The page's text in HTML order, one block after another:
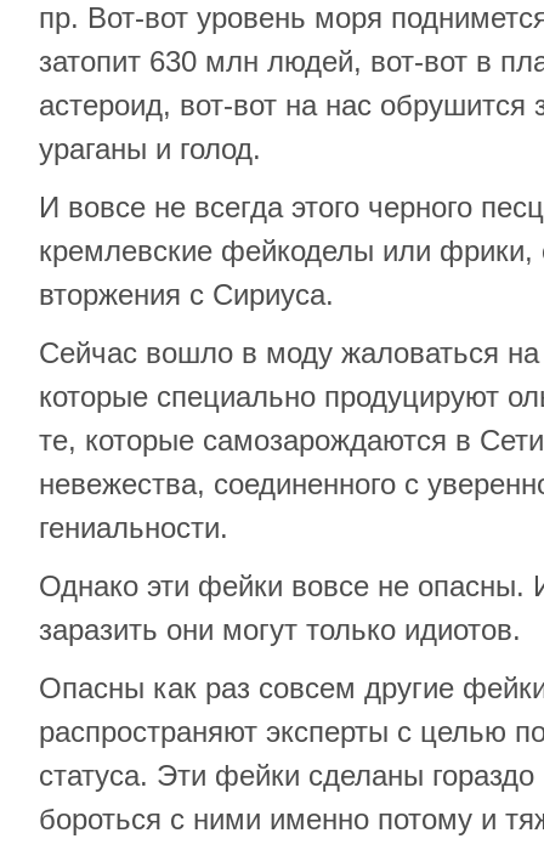
пр. Вот-вот уровень моря
затопит 630 млн людей, вот-вот в
астероид, вот-вот на нас обрушится
ураганы и голод.
И вовсе не всегда этого черного
кремлевские фейкоделы или
вторжения с Сириуса.
Сейчас вошло в моду жаловаться
которые специально продуцируют
те, которые самозарождаются в
невежества, соединенного с
гениальности.
Однако эти фейки вовсе не опасны.
заразить они могут только идиотов.
Опасны как раз совсем другие
распространяют эксперты с целью
статуса. Эти фейки сделаны
бороться с ними именно потому и